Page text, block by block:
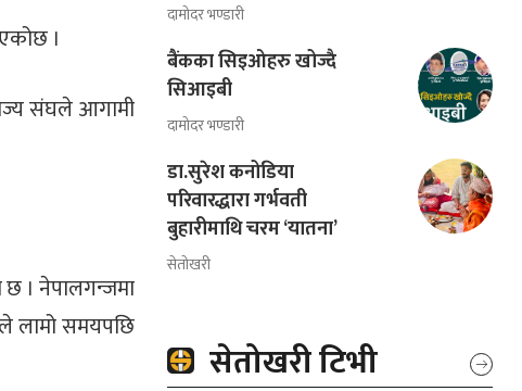
।
संघले आगामी
। नेपालगन्जमा
लामो समयपछि
दामोदर भण्डारी
बैंकका सिइओहरु खोज्दै
सिआइबी
दामोदर भण्डारी
डा.सुरेश कनोडिया
परिवारद्धारा गर्भवती
बुहारीमाथि चरम ‘यातना’
सेतोखरी
सेतोखरी टिभी